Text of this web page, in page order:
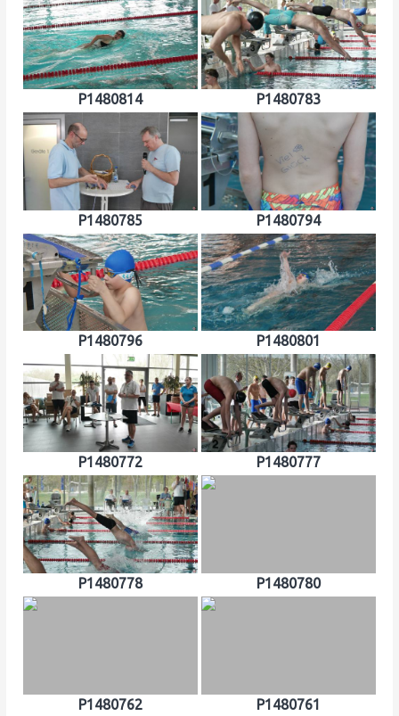
P1480814 P1480783
P1480785 P1480794
P1480796 P1480801
P1480772 P1480777
P1480778 P1480780
P1480762 P1480761